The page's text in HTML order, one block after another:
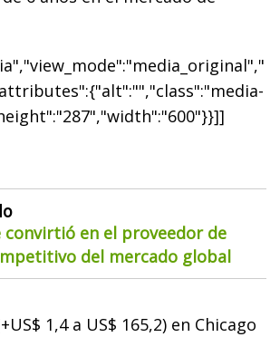
convirtió en el proveedor de
del mercado global
1,4 a US$ 165,2) en Chicago